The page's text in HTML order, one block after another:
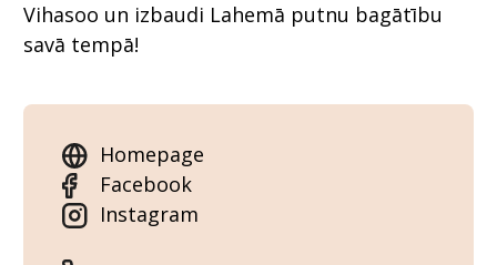
Vihasoo un izbaudi Lahemā putnu bagātību
savā tempā!
Homepage
Facebook
Instagram